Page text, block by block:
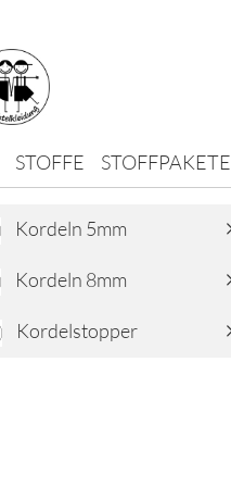
STOFFE STOFFPAKETE
Kordeln 5mm
Kordeln 8mm
Kordelstopper